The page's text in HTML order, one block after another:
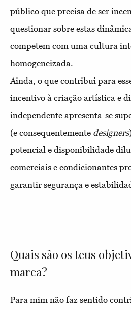
público que precisa de ser
questionar sobre estas
competem com uma cultura
homogeneizada.
Ainda, o que contribui para
incentivo à criação artística e
independente apresenta-se
(e consequentemente designers
potencial e disponibilidade
comerciais e condicionantes
garantir segurança e
Quais são os teus
marca?
Para mim não faz sentido